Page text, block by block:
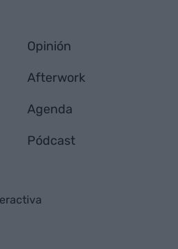
Opinión
Afterwork
Agenda
Pódcast